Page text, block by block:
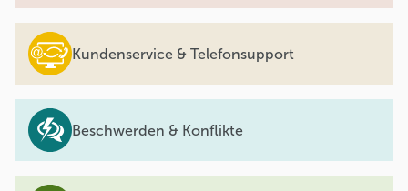
Kundenservice & Telefonsupport
Beschwerden & Konflikte